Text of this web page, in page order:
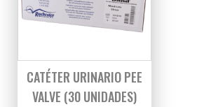
CATÉTER URINARIO PEE
VALVE (30 UNIDADES)